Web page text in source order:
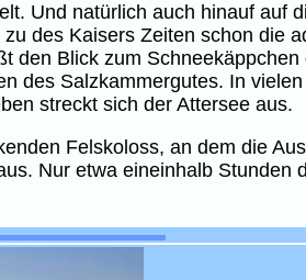
Und natürlich auch hinauf auf
des Kaisers Zeiten schon die
den Blick zum Schneekäppchen
des Salzkammergutes. In
streckt sich der Attersee aus.
Felskoloss, an dem die
Nur etwa eineinhalb Stunden